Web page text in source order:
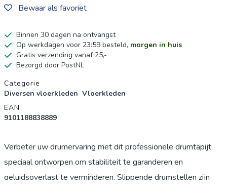
Bewaar als favoriet
Binnen 30 dagen na ontvangst
Op werkdagen voor 23:59 besteld, morgen in huis
Gratis verzending vanaf 25,-
Bezorgd door PostNL
Productgegevens
Categorie
Diversen vloerkleden Vloerkleden
EAN
9101188838889
Verbeter uw drumervaring met dit professionele drumtapijt,
speciaal ontworpen om stabiliteit te garanderen en
geluidsoverlast te verminderen. Slippende drumstellen zijn